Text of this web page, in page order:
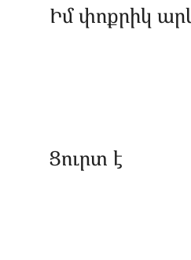
Իմ փոքրիկ
Ցուրտ է